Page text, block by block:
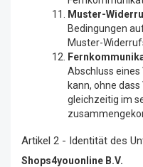
Muster-
Bedingungen
Muster-
Abschluss
kann, ohne
gleichzeitig im
Artikel 2 - Identität des
Shops4youonline B.V.